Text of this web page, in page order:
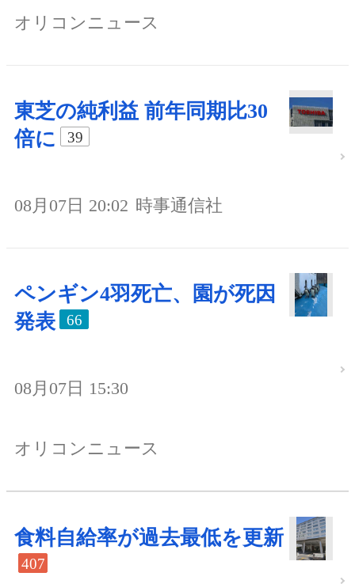
オリコンニュース
東芝の純利益 前年同期比30
倍に
39
08月07日 20:02 時事通信社
ペンギン4羽死亡、園が死因
発表
66
08月07日 15:30
オリコンニュース
食料自給率が過去最低を更新
407